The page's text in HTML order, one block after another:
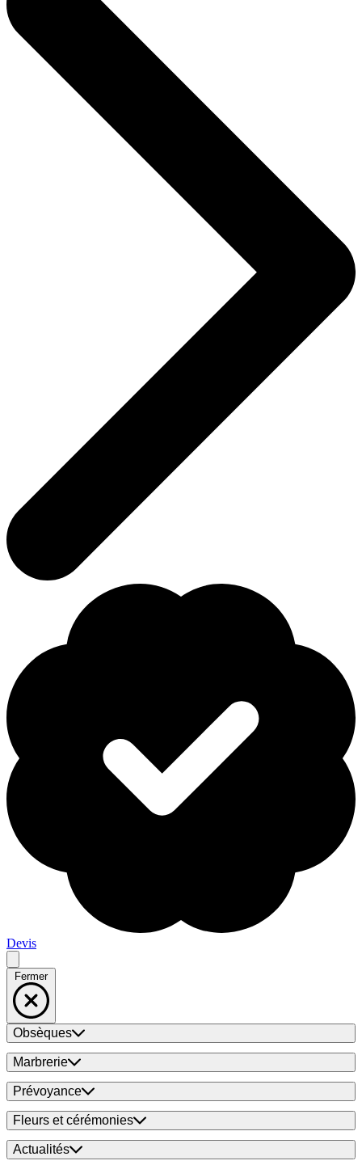
Devis
Fermer
Obsèques
Marbrerie
Prévoyance
Fleurs et cérémonies
Actualités